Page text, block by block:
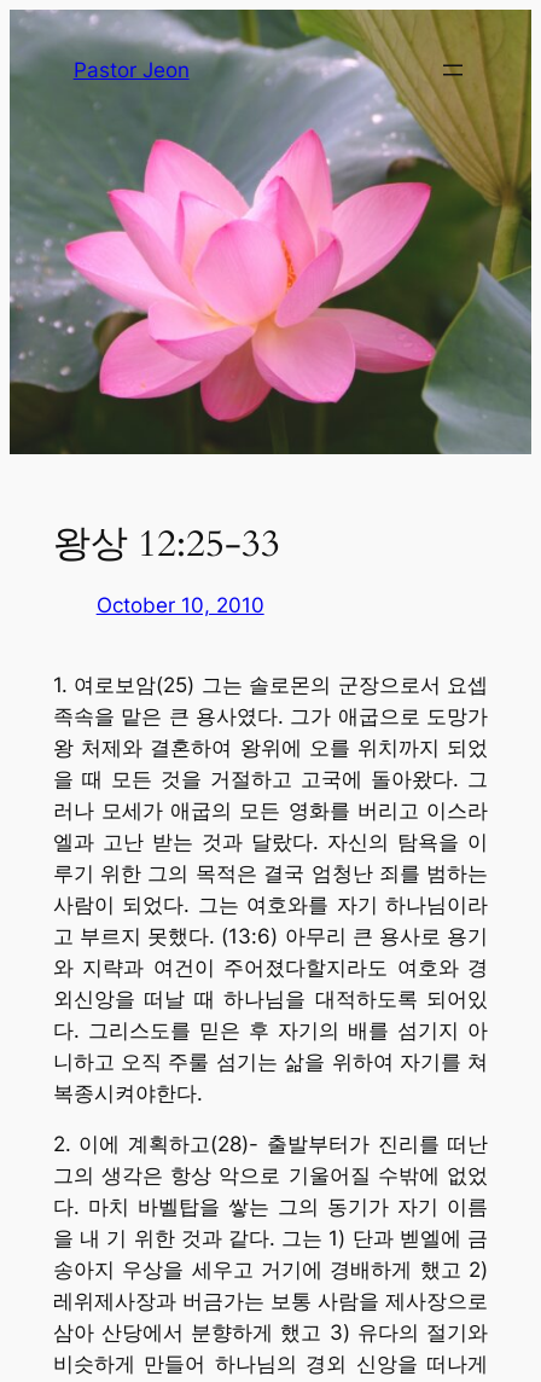
Pastor Jeon
왕상 12:25-33
October 10, 2010
1. 여로보암(25) 그는 솔로몬의 군장으로서 요셉
족속을 맡은 큰 용사였다. 그가 애굽으로 도망가
왕 처제와 결혼하여 왕위에 오를 위치까지 되었
을 때 모든 것을 거절하고 고국에 돌아왔다. 그
러나 모세가 애굽의 모든 영화를 버리고 이스라
엘과 고난 받는 것과 달랐다. 자신의 탐욕을 이
루기 위한 그의 목적은 결국 엄청난 죄를 범하는
사람이 되었다. 그는 여호와를 자기 하나님이라
고 부르지 못했다. (13:6) 아무리 큰 용사로 용기
와 지략과 여건이 주어졌다할지라도 여호와 경
외신앙을 떠날 때 하나님을 대적하도록 되어있
다. 그리스도를 믿은 후 자기의 배를 섬기지 아
니하고 오직 주룰 섬기는 삶을 위하여 자기를 쳐
복종시켜야한다.
2. 이에 계획하고(28)- 출발부터가 진리를 떠난
그의 생각은 항상 악으로 기울어질 수밖에 없었
다. 마치 바벨탑을 쌓는 그의 동기가 자기 이름
을 내 기 위한 것과 같다. 그는 1) 단과 벧엘에 금
송아지 우상을 세우고 거기에 경배하게 했고 2)
레위제사장과 버금가는 보통 사람을 제사장으로
삼아 산당에서 분향하게 했고 3) 유다의 절기와
비슷하게 만들어 하나님의 경외 신앙을 떠나게